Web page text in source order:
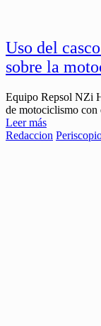
Uso del
sobre la
Equipo Repsol NZi
de motociclismo con
Leer más
Redaccion